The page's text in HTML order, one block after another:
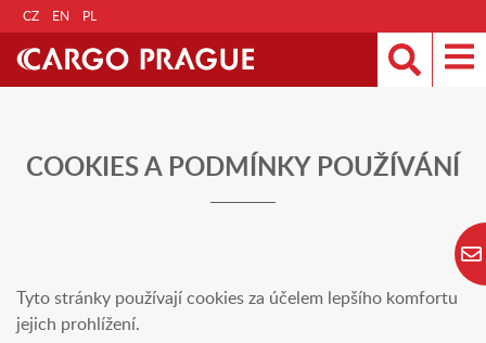
CZ EN PL
COOKIES A PODMÍNKY POUŽÍVÁNÍ
Tyto stránky používají cookies za účelem lepšího komfortu
jejich prohlížení.